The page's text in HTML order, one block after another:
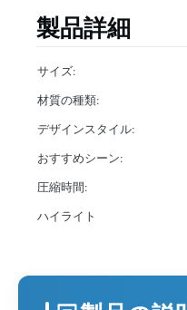
製品詳細
サイズ:
材質の種類:
デザインスタイル:
おすすめシーン:
圧縮時間:
ハイライト